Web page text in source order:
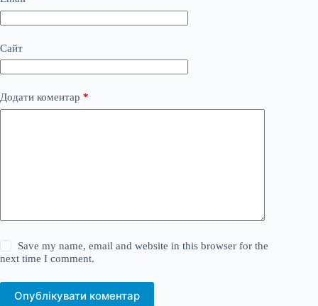
Сайт
Додати коментар *
Save my name, email and website in this browser for the
next time I comment.
Опублікувати коментар